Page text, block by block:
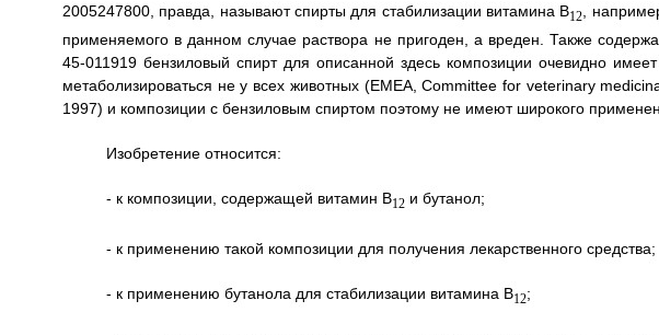
2005247800, правда, называют спирты для стабилизации витамина B12
,
применяемого в данном случае раствора не пригоден, а вреден. Также
45-011919 бензиловый спирт для описанной здесь композиции очевидно
метаболизироваться не у всех животных (ЕМЕА, Committee for veterinary
1997) и композиции с бензиловым спиртом поэтому не имеют широкого
Изобретение относится:
- к композиции, содержащей витамин B12и бутанол;
- к применению такой композиции для получения лекарственного средства;
- к применению бутанола для стабилизации витамина B12;